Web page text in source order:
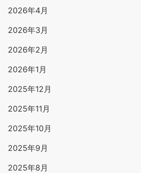
2026年4月
2026年3月
2026年2月
2026年1月
2025年12月
2025年11月
2025年10月
2025年9月
2025年8月